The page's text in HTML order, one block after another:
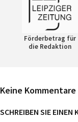
Förderbetrag für
die Redaktion
Keine
SCHREIBEN SIE EINEN